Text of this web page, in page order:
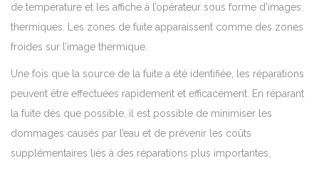
de température et les affiche à l’opérateur sous forme d’images
thermiques. Les zones de fuite apparaissent comme des zones
froides sur l’image thermique.
Une fois que la source de la fuite a été identifiée, les réparations
peuvent être effectuées rapidement et efficacement. En réparant
la fuite dès que possible, il est possible de minimiser les
dommages causés par l’eau et de prévenir les coûts
supplémentaires liés à des réparations plus importantes.